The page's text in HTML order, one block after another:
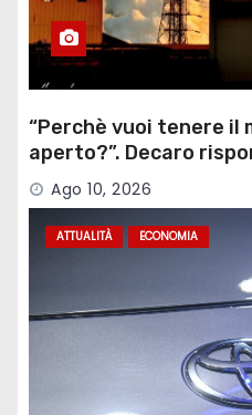
“Perchè vuoi tenere il
aperto?”. Decaro
sull’ex Ilva
Ago 10, 2026
ATTUALITÀ ECONOMIA